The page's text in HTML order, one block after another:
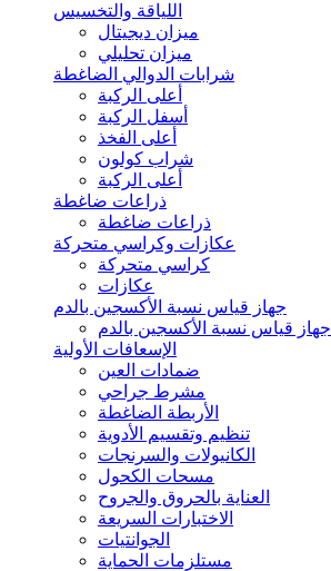
اللياقة والتخسيس
ميزان ديجيتال
ميزان تحليلي
شرابات الدوالي الضاغطة
أعلى الركبة
أسفل الركبة
أعلى الفخذ
شراب كولون
أعلى الركبة
ذراعات ضاغطة
ذراعات ضاغطة
عكازات وكراسي متحركة
كراسي متحركة
عكازات
جهاز قياس نسبة الأكسجين بالدم
جهاز قياس نسبة الأكسجين بالدم
الإسعافات الأولية
ضمادات العين
مشرط جراحي
الأربطة الضاغطة
تنظيم وتقسيم الأدوية
الكانيولات والسرنجات
مسحات الكحول
العناية بالحروق والجروح
الاختبارات السريعة
الجوانتيات
مستلزمات الحماية